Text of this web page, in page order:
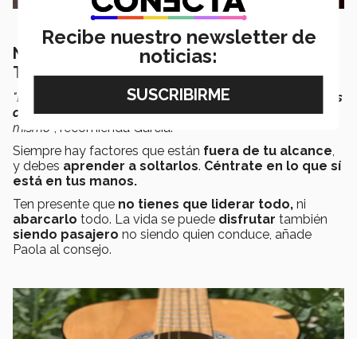
NO PUEDES, NI NECESITAS CONTROLAR
TODO
"Lo más importante esaprender a fluir
nos
controla todoy fluir con el momento, cuidándose uno
mismo"
, recomienda García.
Siempre hay factores que están fuera de tu alcance
y debes aprender a soltarlos. Céntrate en lo que sí
está en tus manos.
Ten presente que no tienes que liderar todo, ni
abarcarlo todo. La vida se puede disfrutar también
siendo pasajero no siendo quien conduce, añade
Paola al consejo.
Recibe nuestro newsletter de
noticias: